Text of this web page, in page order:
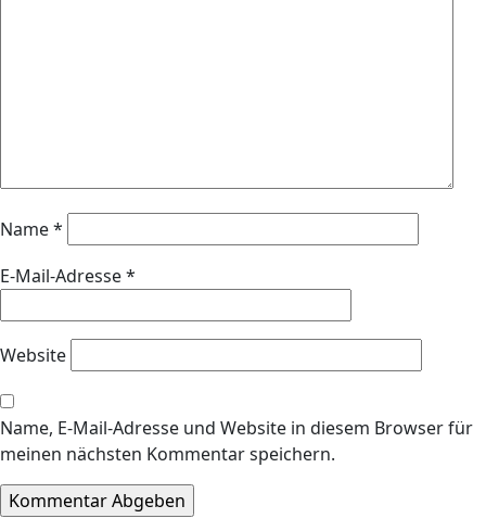
Name*
E-Mail-Adresse*
Website
Name, E-Mail-Adresse und Website in diesem Browser für
meinen nächsten Kommentar speichern.